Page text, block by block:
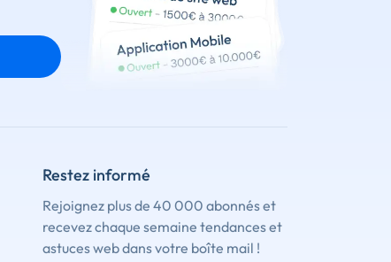
Restez informé
Rejoignez plus de 40 000 abonnés et
recevez chaque semaine tendances et
astuces web dans votre boîte mail !